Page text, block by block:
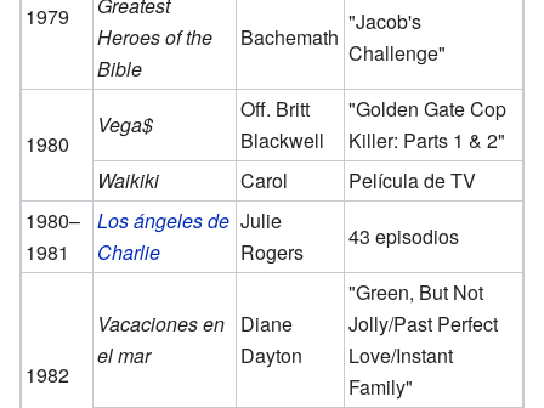
1979
Greatest
Heroes of the
Bible
Bachemath
"Jacob's
Challenge"
1980
Vega$
Off. Britt
Blackwell
"Golden Gate Cop
Killer: Parts 1 & 2"
Waikiki
Carol
Película de TV
1980–
1981
Los ángeles de
Charlie
Julie
Rogers
43 episodios
1982
Vacaciones en
el mar
Diane
Dayton
"Green, But Not
Jolly/Past Perfect
Love/Instant
Family"